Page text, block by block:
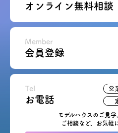
オンライン無料相談
会員登録
Member
Tel
お電話
モデルハウスのご見
ご相談など、お気軽
営